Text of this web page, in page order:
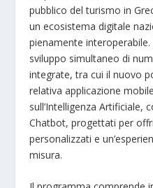
pubblico del turismo in
un ecosistema digitale
pienamente
sviluppo simultaneo di
integrate, tra cui il nuovo
relativa applicazione
sull’Intelligenza Artificiale,
Chatbot, progettati per
personalizzati e
misura.